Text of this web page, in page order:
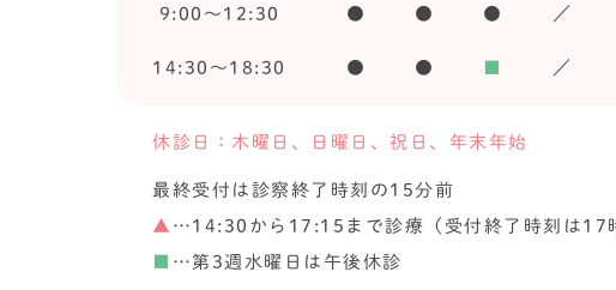
9:00〜12:30 ● ● ● ／
14:30〜18:30 ● ● ／
休診日：木曜日、日曜日、祝日、年末年始
最終受付は診察終了時刻の15分前
▲ …14:30から17:15まで診療（受付終了時刻は17
…第3週水曜日は午後休診